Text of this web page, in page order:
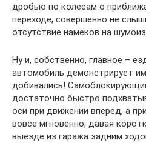
дробью по колесам о
переходе, совершенно не
отсутствие намеков на
Ну и, собственно, главное –
автомобиль демонстрирует
добивались!
достаточно быстро
оси при движении вперед, а
вовсе мгновенно, давая
выезде из гаража задним